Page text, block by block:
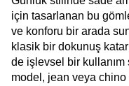
için tasarlanan bu
ve konforu bir arada
klasik bir dokunuş
de işlevsel bir
model, jean veya